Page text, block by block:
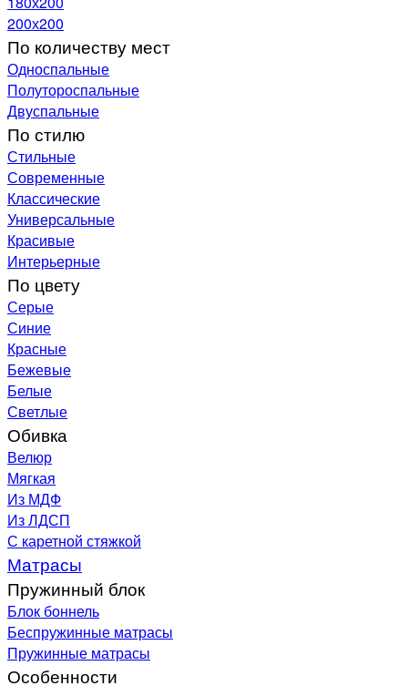
200х200
По количеству мест
Односпальные
Полутороспальные
Двуспальные
По стилю
Стильные
Современные
Классические
Универсальные
Красивые
Интерьерные
По цвету
Серые
Синие
Красные
Бежевые
Белые
Светлые
Обивка
Велюр
Мягкая
Из МДФ
Из ЛДСП
С каретной стяжкой
Матрасы
Пружинный блок
Блок боннель
Беспружинные матрасы
Пружинные матрасы
Особенности